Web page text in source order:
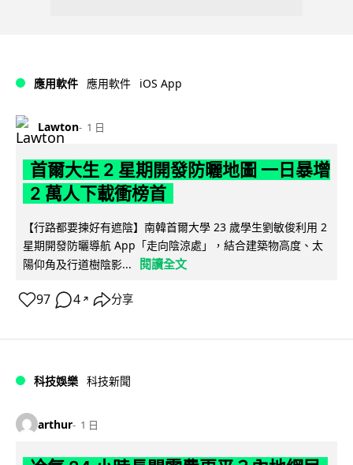
應用軟件 應用軟件 iOS App
Lawton 1 日
首爾大生 2 星期開發防曬地圖 一日暴增
2 萬人下載衝榜首
【行路都要揀好有遮陰】南韓首爾大學 23 歲學生劉敏俊利用 2
星期開發防曬導航 App「走向陰涼處」，結合建築物高度、太
陽仰角及行道樹陰影...
閱讀全文
97 4 ↗ 分享
科技娛樂 科技新聞
arthur 1 日